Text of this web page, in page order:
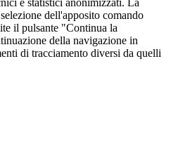
e statistici anonimizzati. La
dell'apposito comando
il pulsante "Continua la
della navigazione in
di tracciamento diversi da quelli